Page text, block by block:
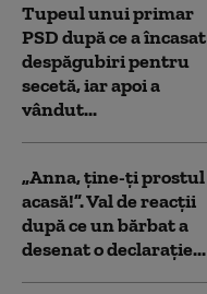
Tupeul unui primar
PSD după ce a încasat
despăgubiri pentru
secetă, iar apoi a
vândut...
„Anna, ţine-ţi prostul
acasă!”. Val de reacții
după ce un bărbat a
desenat o declarație...